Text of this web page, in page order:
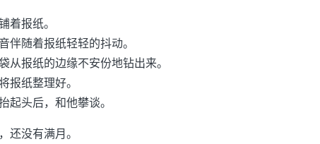
着报纸。
伴随着报纸轻轻的抖动。
从报纸的边缘不安份地钻出来。
报纸整理好。
起头后，和他攀谈。
还没有满月。